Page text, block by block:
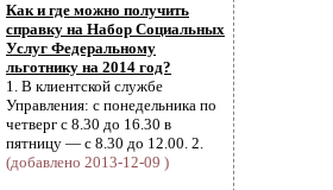
Как и где можно получить
справку на Набор Социальных
Услуг Федеральному
льготнику на 2014 год?
1. В клиентской службе
Управления: с понедельника по
четверг с 8.30 до 16.30 в
пятницу — с 8.30 до 12.00. 2.
(добавлено 2013-12-09 )